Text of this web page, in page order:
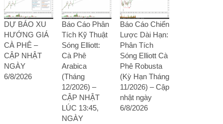
DỰ BÁO XU
HƯỚNG GIÁ
CÀ PHÊ –
CẬP NHẬT
NGÀY
6/8/2026
Báo Cáo Phân
Tích Kỹ Thuật
Sóng Elliott:
Cà Phê
Arabica
(Tháng
12/2026) –
CẬP NHẬT
LÚC 13:45,
NGÀY
Báo Cáo Chiến
Lược Dài Hạn:
Phân Tích
Sóng Elliott Cà
Phê Robusta
(Kỳ Hạn Tháng
11/2026) – Cập
nhật ngày
6/8/2026